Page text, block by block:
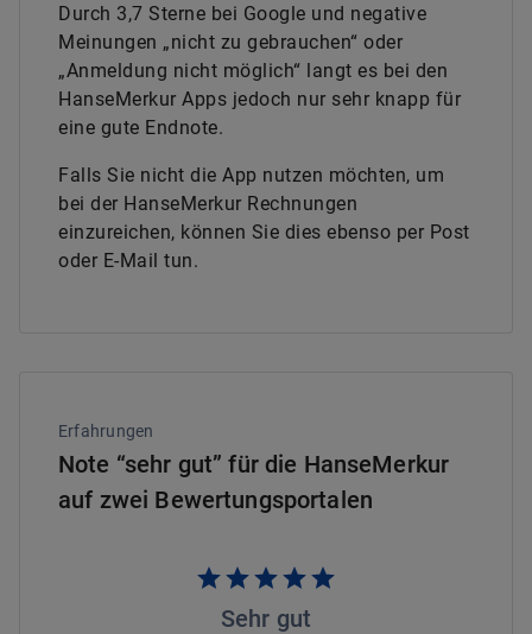
Durch 3,7 Sterne bei Google und negative
Meinungen „nicht zu gebrauchen“ oder
„Anmeldung nicht möglich“ langt es bei den
HanseMerkur Apps jedoch nur sehr knapp für
eine gute Endnote.
Falls Sie nicht die App nutzen möchten, um
bei der HanseMerkur Rechnungen
einzureichen, können Sie dies ebenso per Post
oder E-Mail tun.
Erfahrungen
Note “sehr gut” für die HanseMerkur
auf zwei Bewertungsportalen
Sehr gut